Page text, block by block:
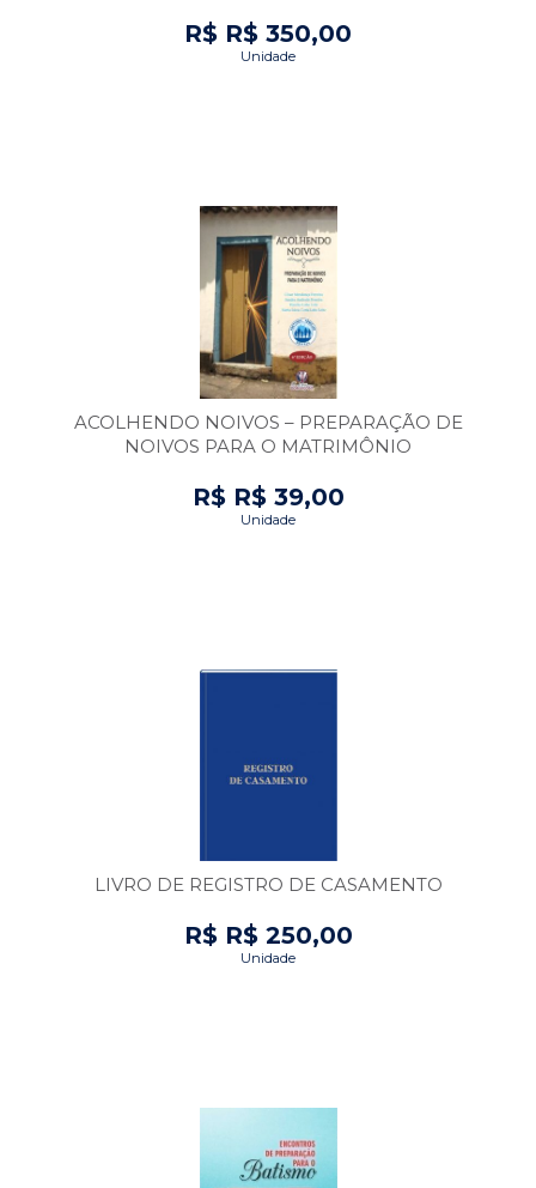
R$ R$ 350,00
Unidade
ACOLHENDO NOIVOS – PREPARAÇÃO DE
NOIVOS PARA O MATRIMÔNIO
R$ R$ 39,00
Unidade
LIVRO DE REGISTRO DE CASAMENTO
R$ R$ 250,00
Unidade